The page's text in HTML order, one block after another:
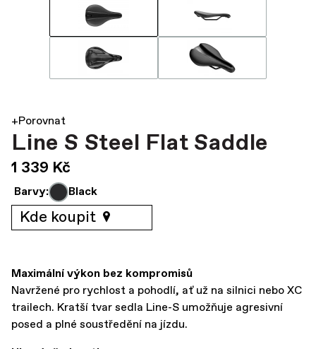
+Porovnat
Line S Steel Flat Saddle
1 339 Kč
Barvy: Black
Kde koupit
Maximální výkon bez kompromisů
Navržené pro rychlost a pohodlí, ať už na silnici nebo XC
trailech. Kratší tvar sedla Line-S umožňuje agresivní
posed a plné soustředění na jízdu.